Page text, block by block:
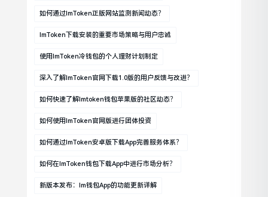
如何通过imToken正版网站监测新闻动态？
ImToken下载安装的重要市场策略与用户忠诚
使用imToken冷钱包的个人理财计划制定
深入了解imToken官网下载1.0版的用户反馈与改进？
如何快速了解imtoken钱包苹果版的社区动态？
如何使用imToken官网版进行团体投资
如何通过imToken安卓版下载app完善服务体系？
如何在imToken钱包下载app中进行市场分析？
新版本发布：im钱包App的功能更新详解